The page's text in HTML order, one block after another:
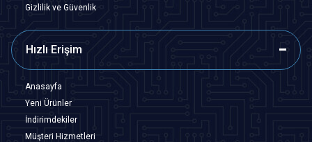
Gizlilik ve Güvenlik
Hızlı Erişim
Anasayfa
Yeni Ürünler
İndirimdekiler
Müşteri Hizmetleri